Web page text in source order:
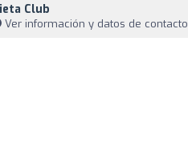
Club
Ver información y datos de contacto